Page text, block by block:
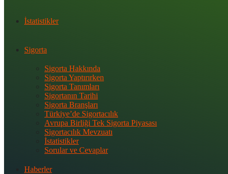
İstatistikler
Sigorta
Sigorta Hakkında
Sigorta Yaptırırken
Sigorta Tanımları
Sigortanın Tarihi
Sigorta Branşları
Türkiye’de Sigortacılık
Avrupa Birliği Tek Sigorta Piyasası
Sigortacılık Mevzuatı
İstatistikler
Sorular ve Cevaplar
Haberler